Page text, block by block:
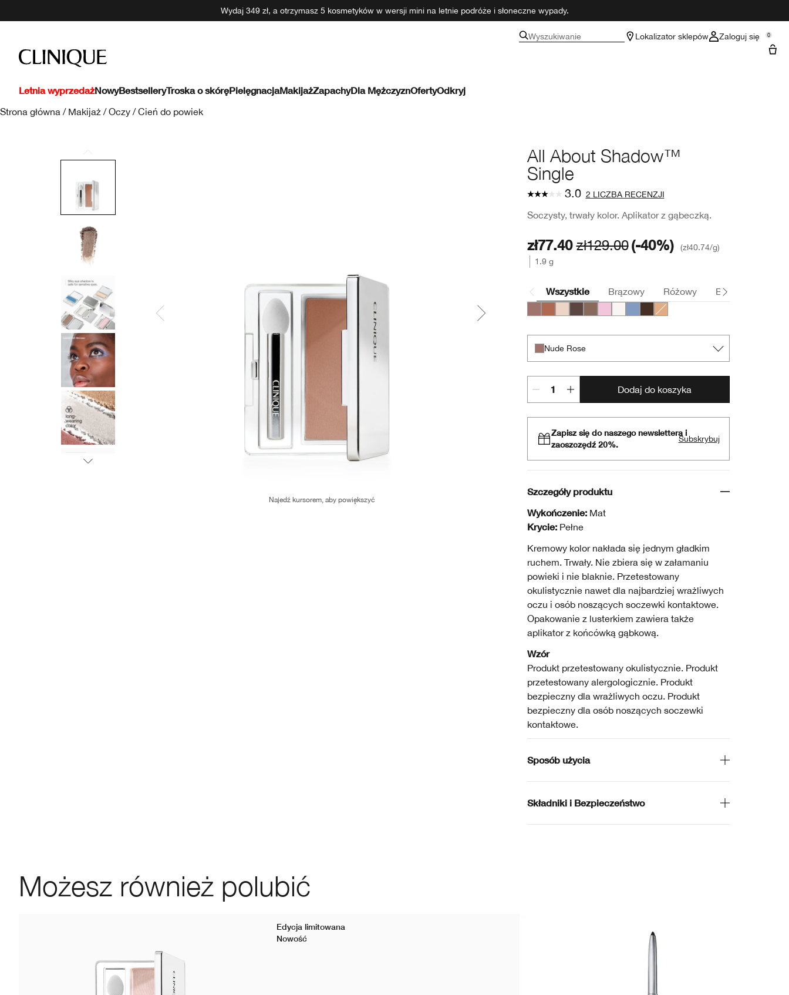
Wydaj 349 zł, a otrzymasz 5 kosmetyków w wersji mini na letnie podróże i słoneczne wypady.
Wyszukiwanie Lokalizator sklepów Zaloguj się 0
Letnia wyprzedażNowyBestselleryTroska o skóręPielęgnacjaMakijażZapachyDla MężczyznOfertyOdkryj
Strona główna / Makijaż / Oczy / Cień do powiek
All About Shadow™
Single
3.0 2 LICZBA RECENZJI
Soczysty, trwały kolor. Aplikator z gąbeczką.
Najedź kursorem, aby powiększyć
zł77.40zł129.00(-40%) zł40.74/g
1.9 g
Wszystkie Brązowy Różowy Beżowy
Nude Rose
Dodaj do koszyka
Zapisz się do naszego newslettera i
zaoszczędź 20%.
Subskrybuj
Szczegóły produktu
Wykończenie: Mat
Krycie: Pełne
Kremowy kolor nakłada się jednym gładkim
ruchem. Trwały. Nie zbiera się w załamaniu
powieki i nie blaknie. Przetestowany
okulistycznie nawet dla najbardziej wrażliwych
oczu i osób noszących soczewki kontaktowe.
Opakowanie z lusterkiem zawiera także
aplikator z końcówką gąbkową.
Wzór
Produkt przetestowany okulistycznie. Produkt
przetestowany alergologicznie. Produkt
bezpieczny dla wrażliwych oczu. Produkt
bezpieczny dla osób noszących soczewki
kontaktowe.
Sposób użycia
Składniki i Bezpieczeństwo
Możesz również polubić
Edycja limitowana
Nowość